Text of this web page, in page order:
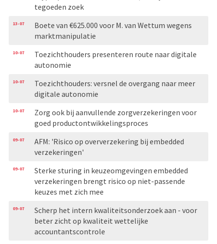
tegoeden zoek
13-07
Boete van €625.000 voor M. van Wettum wegens
marktmanipulatie
10-07
Toezichthouders presenteren route naar digitale
autonomie
10-07
Toezichthouders: versnel de overgang naar meer
digitale autonomie
10-07
Zorg ook bij aanvullende zorgverzekeringen voor
goed productontwikkelingsproces
09-07
AFM: 'Risico op oververzekering bij embedded
verzekeringen'
09-07
Sterke sturing in keuzeomgevingen embedded
verzekeringen brengt risico op niet-passende
keuzes met zich mee
09-07
Scherp het intern kwaliteitsonderzoek aan - voor
beter zicht op kwaliteit wettelijke
accountantscontrole